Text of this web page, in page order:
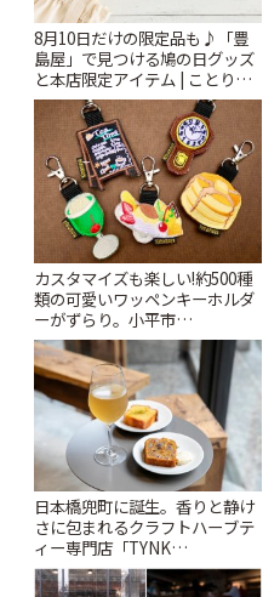
8月10日だけの限定品も♪「豊
島屋」で見つける鳩の日グッズ
と本店限定アイテム | ことりっ
ぷ
カスタマイズも楽しい!約500種
類の可愛いワッペンキーホルダ
ーがずらり。小平市
「Kimamaya T&K」 | ことりっ
ぷ
日本橋兜町に誕生。香りと静け
さに包まれるクラフトハーブテ
ィー専門店「TYNK
Kabutocho」 | ことりっぷ